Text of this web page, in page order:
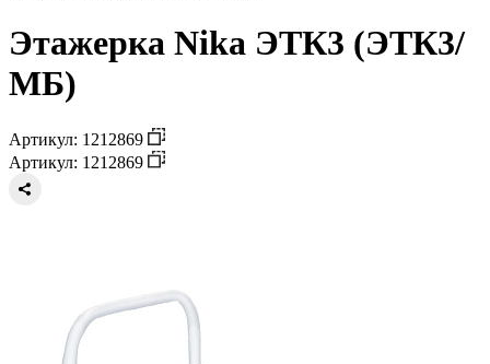
Этажерка Nika ЭТК3 (ЭТК3/
МБ)
Артикул: 1212869
Артикул: 1212869